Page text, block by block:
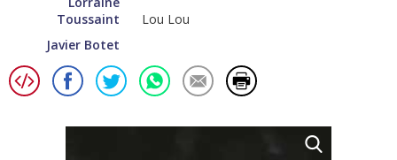
Toussaint
Lou Lou
Javier Botet